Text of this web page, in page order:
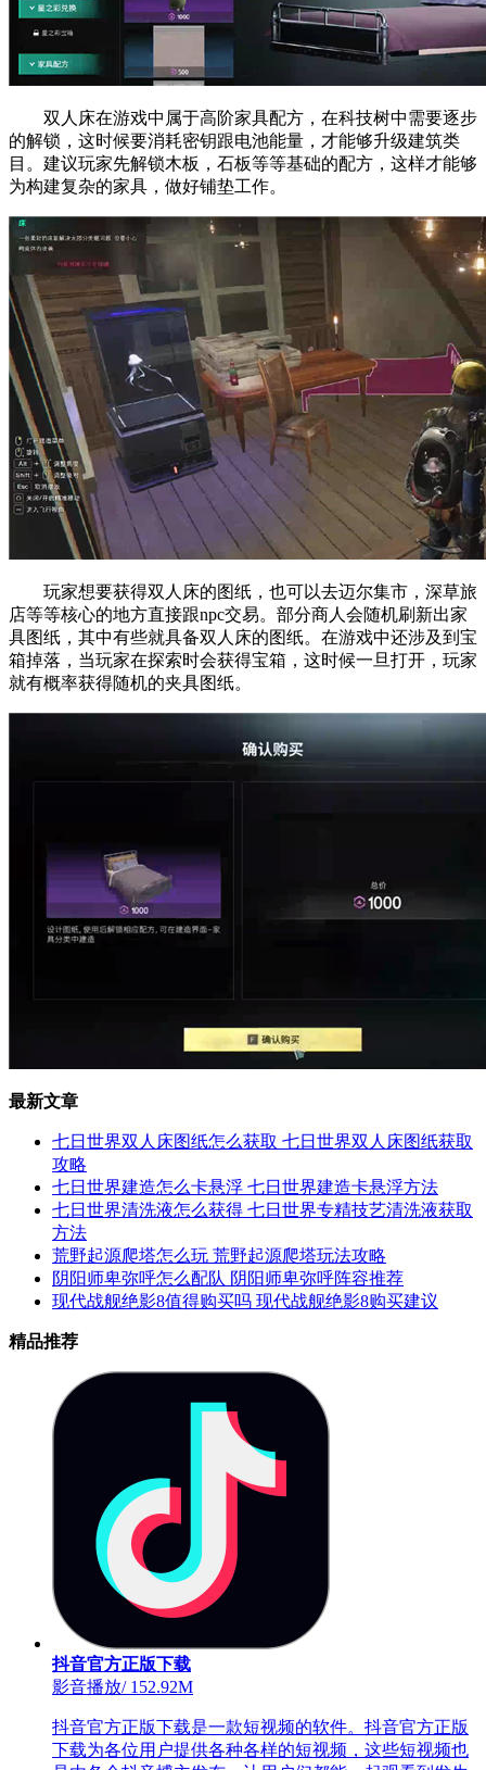
双人床在游戏中属于高阶家具配方，在科技树中需要逐步
的解锁，这时候要消耗密钥跟电池能量，才能够升级建筑类
目。建议玩家先解锁木板，石板等等基础的配方，这样才能够
为构建复杂的家具，做好铺垫工作。
玩家想要获得双人床的图纸，也可以去迈尔集市，深草旅
店等等核心的地方直接跟npc交易。部分商人会随机刷新出家
具图纸，其中有些就具备双人床的图纸。在游戏中还涉及到宝
箱掉落，当玩家在探索时会获得宝箱，这时候一旦打开，玩家
就有概率获得随机的夹具图纸。
最新文章
七日世界双人床图纸怎么获取 七日世界双人床图纸获取
攻略
七日世界建造怎么卡悬浮 七日世界建造卡悬浮方法
七日世界清洗液怎么获得 七日世界专精技艺清洗液获取
方法
荒野起源爬塔怎么玩 荒野起源爬塔玩法攻略
阴阳师卑弥呼怎么配队 阴阳师卑弥呼阵容推荐
现代战舰绝影8值得购买吗 现代战舰绝影8购买建议
精品推荐
抖音官方正版下载
影音播放/152.92M
抖音官方正版下载是一款短视频的软件。抖音官方正版
下载为各位用户提供各种各样的短视频，这些短视频也